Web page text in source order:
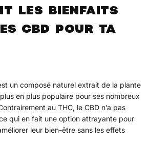
LES BIENFAITS
CBD POUR TA
un composé naturel extrait de la plante
en plus populaire pour ses nombreux
au THC, le CBD n’a pas
qui en fait une option attrayante pour
leur bien-être sans les effets